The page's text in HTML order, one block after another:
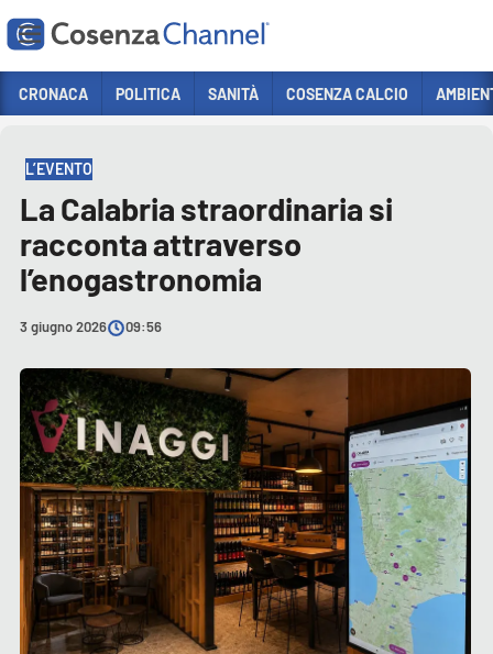
CRONACA
POLITICA
COSENZA CALCIO
ECONOMIA E LAVORO
ITALIA MONDO
SANITÀ
SPORT
CULTURA
AMBIENTE
Streaming
LAC TV
LAC NETWORK
CRONACA POLITICA SANITÀ COSENZA CALCIO
L’EVENTO
La Calabria straordinaria si
racconta attraverso
l’enogastronomia
3 giugno 2026 09:56